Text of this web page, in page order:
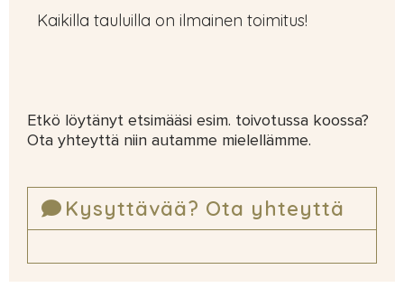
Kaikilla tauluilla on ilmainen toimitus!
Etkö löytänyt etsimääsi esim. toivotussa koossa?
Ota yhteyttä niin autamme mielellämme.
Kysyttävää? Ota yhteyttä